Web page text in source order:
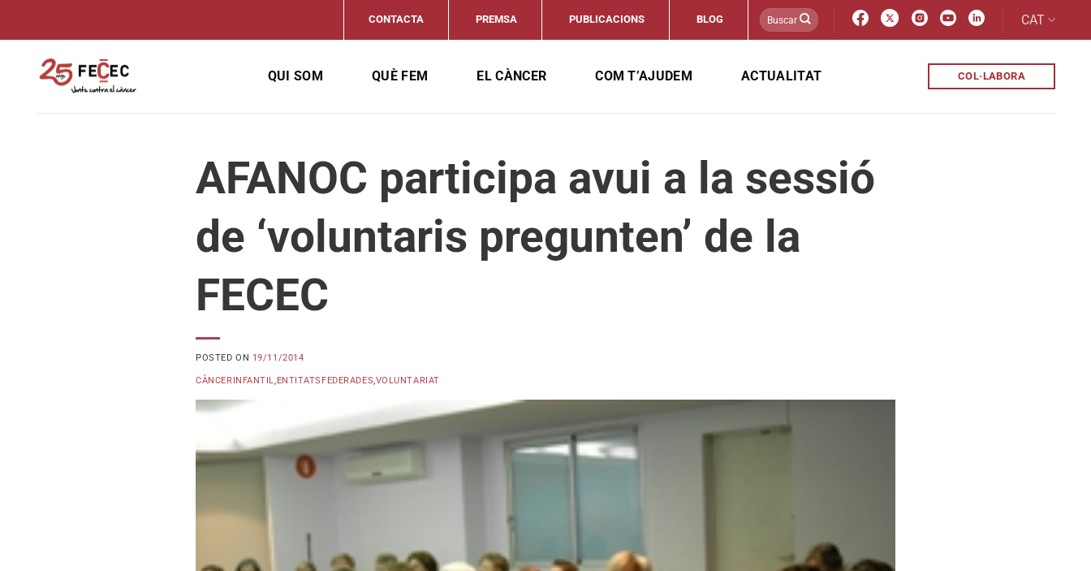
CONTACTA PREMSA PUBLICACIONS BLOG CAT
QUI SOM QUÈ FEM EL CÀNCER COM T’AJUDEM ACTUALITAT COL·LABORA
AFANOC participa avui a la sessió
de ‘voluntaris pregunten’ de la
FECEC
POSTED ON 19/11/2014
CÀNCERINFANTIL,ENTITATSFEDERADES,VOLUNTARIAT